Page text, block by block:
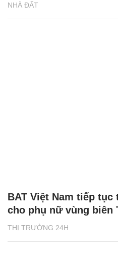
NHÀ ĐẤT
THỊ TRƯỜNG 24H
BAT Việt Nam tiếp
cho phụ nữ vùng biên